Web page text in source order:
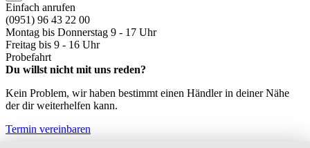
Einfach anrufen
(0951) 96 43 22 00
Montag bis Donnerstag 9 - 17 Uhr
Freitag bis 9 - 16 Uhr
Probefahrt
Du willst nicht mit uns reden?
Kein Problem, wir haben bestimmt einen Händler in deiner Nähe
der dir weiterhelfen kann.
Termin vereinbaren